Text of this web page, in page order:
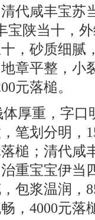
代咸丰宝苏
宝陕当十，
，砂质细腻
章平整，小
元落槌。
厚重，字口
笔划分明，
槌；清代咸
重宝宝伊当
包浆温润，
，4000元落